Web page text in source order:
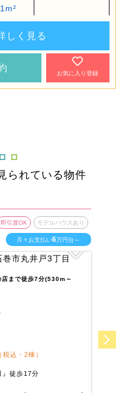
しく見る
お気に入り登録
られている物件
即引渡OK モデルハウスあり
月々お支払い6万円台～
店まで徒歩7分(530m～
税込・2棟）
』徒歩17分